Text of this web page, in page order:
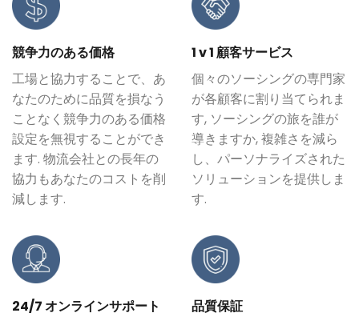
競争力のある価格
工場と協力することで、あ
なたのために品質を損なう
ことなく競争力のある価格
設定を無視することができ
ます. 物流会社との長年の
協力もあなたのコストを削
減します.
1 v 1 顧客サービス
個々のソーシングの専門家
が各顧客に割り当てられま
す, ソーシングの旅を誰が
導きますか, 複雑さを減ら
し、パーソナライズされた
ソリューションを提供しま
す.
24/7 オンラインサポート
品質保証